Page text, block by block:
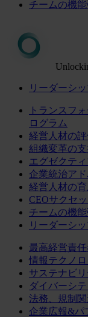
チームの機
リーダーシ
トランスフ
ログラム
経営人材の評
組織変革の支
エグゼクテ
企業統治ア
経営人材の育
CEOサクセ
チームの機
リーダーシ
最高経営責任
情報テクノロ
サステナビリ
ダイバーシ
法務、規制
企業広報&パ